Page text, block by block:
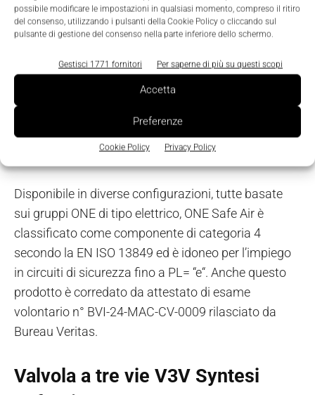
possibile modificare le impostazioni in qualsiasi momento, compreso il ritiro
del consenso, utilizzando i pulsanti della Cookie Policy o cliccando sul
pulsante di gestione del consenso nella parte inferiore dello schermo.
Gestisci 1771 fornitori Per saperne di più su questi scopi
Accetta
Preferenze
Cookie Policy Privacy Policy
canale,in categoria 4 e fino a PL= “e”, che assicura
la messa a scarico del circuito anche in caso di
guasto di una delle due valvole.
Entrambe le configurazioni sono corredate da
attestato di esame volontario Bureau Veritas n° BVI-
24-MAC-CV-0008, a conferma della conformità alla
normativa EN ISO 13849.
Disponibile in diverse configurazioni, tutte basate
sui gruppi ONE di tipo elettrico, ONE Safe Air è
classificato come componente di categoria 4
secondo la EN ISO 13849 ed è idoneo per l’impiego
in circuiti di sicurezza fino a PL= “e“. Anche questo
prodotto è corredato da attestato di esame
volontario n° BVI-24-MAC-CV-0009 rilasciato da
Bureau Veritas.
Valvola a tre vie V3V Syntesi